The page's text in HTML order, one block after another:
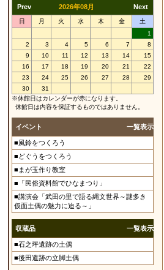
Prev 2026年08月 Next
日 月 火 水 木 金
土
1
2
3 4 5 6 7
8
9
10 11 12 13 14
15
16
17 18 19 20 21
22
23
24 25 26 27 28
29
30
31
※休館日はカレンダーが赤になります。
休館日は内容を保証するものではありません。
イベント 一覧表示
■風鈴をつくろう
■どぐうをつくろう
■まが玉作り教室
■「民俗資料館でひなまつり」
■講演会「武田の里で語る縄文世界～謎多き
仮面土偶の魅力に迫る～」
収蔵品 一覧表示
■石之坪遺跡の土偶
■後田遺跡の立脚土偶